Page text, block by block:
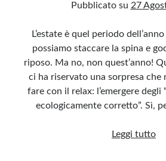
Pubblicato su 27
L’estate è quel periodo
possiamo staccare la spina e
riposo. Ma no, non quest’anno!
ci ha riservato una sorpresa che
fare con il relax: l’emergere
ecologicamente corretto”. Sì,
Leggi tutto